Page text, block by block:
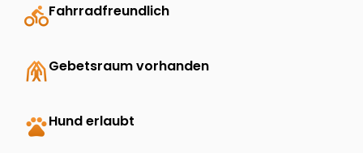
directions_bikeFahrradfreundlich
folded_handsGebetsraum vorhanden
petsHund erlaubt